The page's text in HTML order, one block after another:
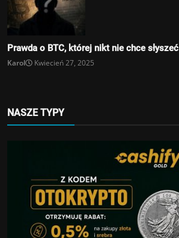
Prawda o BTC, której nikt nie chce słyszeć
Karol Kwiecień 27, 2025
NASZE TYPY